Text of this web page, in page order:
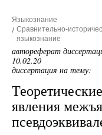
Языкознание
Сравнительно-
языкознание
автореферат
10.02.20
диссертация на тему:
явления